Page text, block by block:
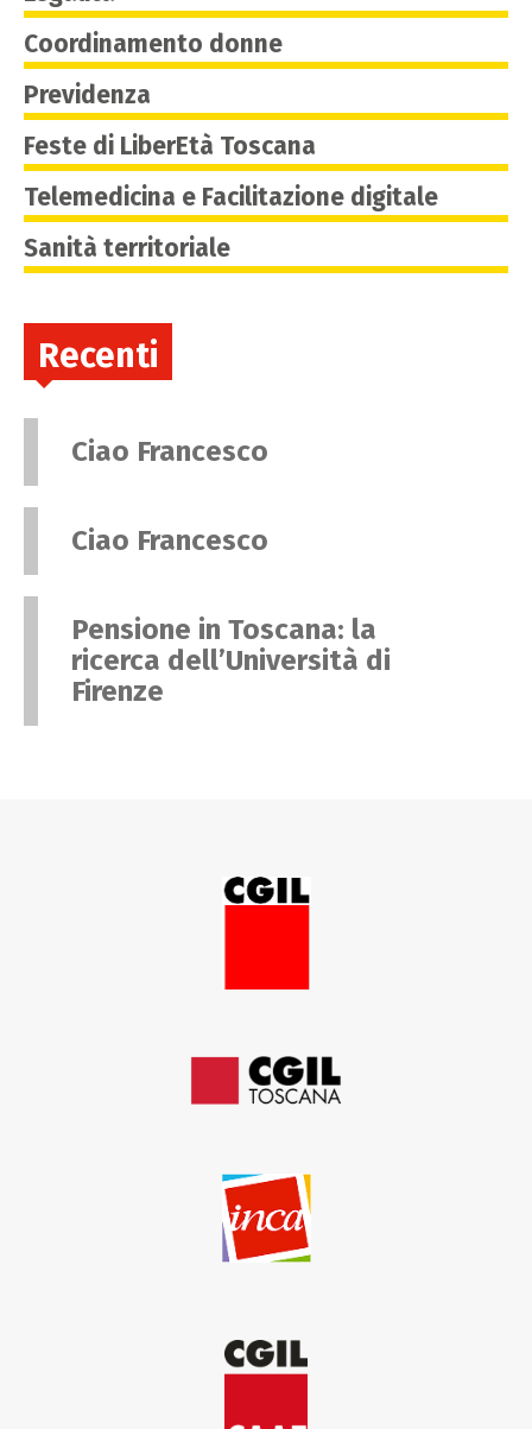
Coordinamento donne
Previdenza
Feste di LiberEtà Toscana
Telemedicina e Facilitazione digitale
Sanità territoriale
Recenti
Ciao Francesco
Ciao Francesco
Pensione in Toscana: la
ricerca dell’Università di
Firenze